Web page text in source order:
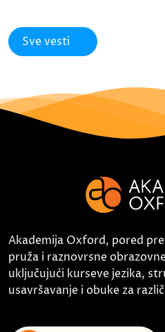
Sve vesti
Akademija Oxford, pored
pruža i raznovrsne
uključujući kurseve jezika,
usavršavanje i obuke za